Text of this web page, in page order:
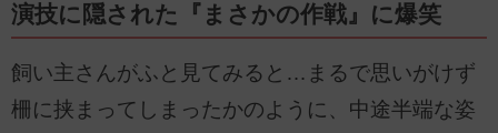
演技に隠された『まさかの作戦』に爆笑
飼い主さんがふと見てみると…まるで思いがけず
柵に挟まってしまったかのように、中途半端な姿